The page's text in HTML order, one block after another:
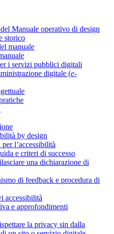
Manuale operativo di design
storico
manuale
i servizi pubblici digitali
digitale (e-
by design
l’accessibilità
e criteri di successo
una dichiarazione di
di feedback e procedura di
accessibilità
e approfondimenti
la privacy sin dalla